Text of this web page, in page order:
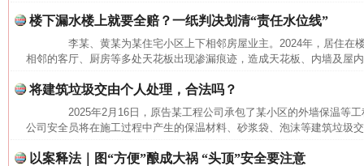
楼下漏水楼上就要全赔？一纸判决划清“责任水位线”
李某、黄某为某住宅小区上下相邻房屋业主。2024年，居住在
相邻的客厅、厨房等多处天花板出现渗漏痕迹，造成天花板、内墙及屋
将建筑垃圾交由个人处理，合法吗？
2025年2月16日，原告某工程公司承包了某小区的外墙保温等工
公司安全员将在施工过程中产生的保温材料、砂浆袋、泡沫等建筑垃圾
以案释法｜图“方便”酿成大祸 “头顶”安全要注意